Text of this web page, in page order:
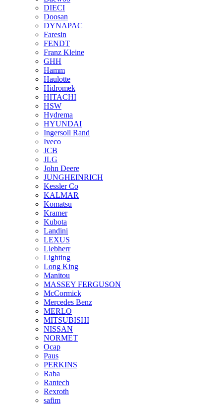
DIECI
Doosan
DYNAPAC
Faresin
FENDT
Franz Kleine
GHH
Hamm
Haulotte
Hidromek
HITACHI
HSW
Hydrema
HYUNDAI
Ingersoll Rand
Iveco
JCB
JLG
John Deere
JUNGHEINRICH
Kessler Co
KALMAR
Komatsu
Kramer
Kubota
Landini
LEXUS
Liebherr
Lighting
Long King
Manitou
MASSEY FERGUSON
McCormick
Mercedes Benz
MERLO
MITSUBISHI
NISSAN
NORMET
Ocap
Paus
PERKINS
Raba
Rantech
Rexroth
safim